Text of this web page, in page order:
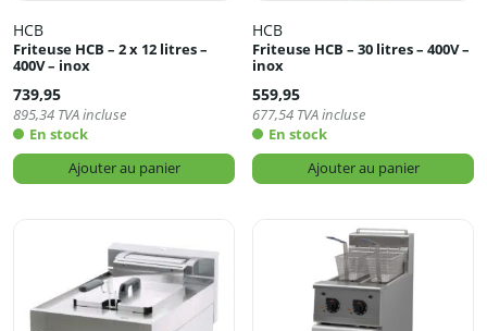
HCB
Friteuse HCB – 2 x 12 litres –
400V – inox
739,95
895,34 TVA incluse
En stock
Ajouter au panier
HCB
Friteuse HCB – 30 litres – 400V –
inox
559,95
677,54 TVA incluse
En stock
Ajouter au panier